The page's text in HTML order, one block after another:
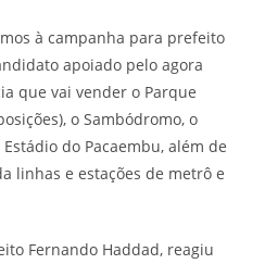
à campanha para prefeito
apoiado pelo agora
que vai vender o Parque
o Sambódromo, o
do Pacaembu, além de
linhas e estações de metrô e
Fernando Haddad, reagiu